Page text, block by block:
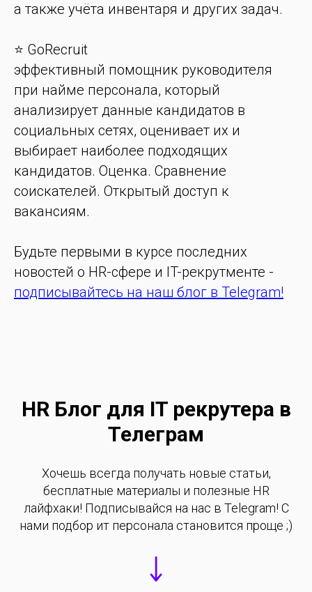
а также учёта инвентаря и других задач.
⭐️ GoRecruit
эффективный помощник руководителя
при найме персонала, который
анализирует данные кандидатов в
социальных сетях, оценивает их и
выбирает наиболее подходящих
кандидатов. Оценка. Сравнение
соискателей. Открытый доступ к
вакансиям.
Будьте первыми в курсе последних
новостей о HR-сфере и IT-рекрутменте -
подписывайтесь на наш блог в Telegram!
HR Блог для IT рекрутера в
Телеграм
Хочешь всегда получать новые статьи,
бесплатные материалы и полезные HR
лайфхаки! Подписывайся на нас в Telegram! С
нами подбор ит персонала становится проще ;)